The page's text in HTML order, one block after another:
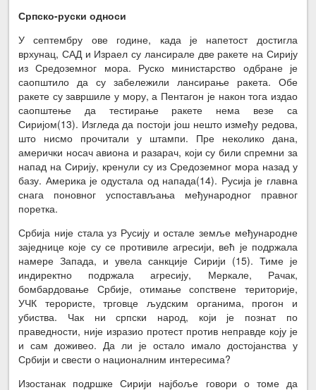
Српско-руски односи
У септембру ове године, када је напетост достигла
врхунац, САД и Израел су лансирале две ракете на Сирију
из Средоземног мора. Руско министарство одбране је
саопштило да су забележили лансирање ракета. Обе
ракете су завршиле у мору, а Пентагон је након тога издао
саопштење да тестирање ракете нема везе са
Сиријом(13). Изгледа да постоји још нешто између редова,
што нисмо прочитали у штампи. Пре неколико дана,
амерички носач авиона и разарач, који су били спремни за
напад на Сирију, кренули су из Средоземног мора назад у
базу. Америка је одустала од напада(14). Русија је главна
снага поновног успостављања међународног правног
поретка.
Србија није стала уз Русију и остале земље међународне
заједнице које су се противиле агресији, већ је подржала
намере Запада, и увела санкције Сирији (15). Тиме је
индиректно подржала агресију, Меркале, Рачак,
бомбардовање Србије, отимање сопствене територије,
УЧК терористе, трговце људским органима, прогон и
убиства. Чак ни српски народ, који је познат по
праведности, није изразио протест против неправде коју је
и сам доживео. Да ли је остало имало достојанства у
Србији и свести о националним интересима?
Изостанак подршке Сирији најбоље говори о томе да